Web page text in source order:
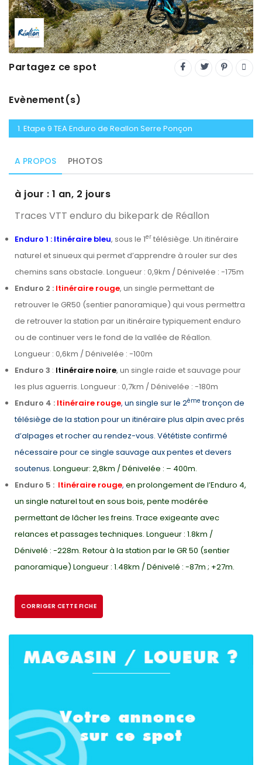
CONNECTEZ-VOUS
Trial
XC Rando - VTTAE
XCO
Constructeurs-Shapers
Derniers commentaires
Partagez ce spot
Evènement(s)
1. Etape 9 TEA Enduro de Reallon Serre Ponçon
A PROPOS PHOTOS
à jour : 1 an, 2 jours
Traces VTT enduro du bikepark de Réallon
Enduro 1 : Itinéraire bleu, sous le 1er télésiège. Un itinéraire
naturel et sinueux qui permet d’apprendre à rouler sur des
chemins sans obstacle. Longueur : 0,9km / Dénivelée : -175m
Enduro 2 : Itinéraire rouge, un single permettant de
retrouver le GR50 (sentier panoramique) qui vous permettra
de retrouver la station par un itinéraire typiquement enduro
ou de continuer vers le fond de la vallée de Réallon.
Longueur : 0,6km / Dénivelée : -100m
Enduro 3 : Itinéraire noire, un single raide et sauvage pour
les plus aguerris. Longueur : 0,7km / Dénivelée : -180m
Enduro 4 : Itinéraire rouge, un single sur le 2ème tronçon de
télésiège de la station pour un itinéraire plus alpin avec prés
d’alpages et rocher au rendez-vous. Vététiste confirmé
nécessaire pour ce single sauvage aux pentes et devers
soutenus. Longueur: 2,8km / Dénivelée : – 400m.
Enduro 5 : Itinéraire rouge, en prolongement de l’Enduro 4,
un single naturel tout en sous bois, pente modérée
permettant de lâcher les freins. Trace exigeante avec
relances et passages techniques. Longueur : 1.8km /
Dénivelé : -228m. Retour à la station par le GR 50 (sentier
panoramique) Longueur : 1.48km / Dénivelé : -87m ; +27m.
CORRIGER CETTE FICHE